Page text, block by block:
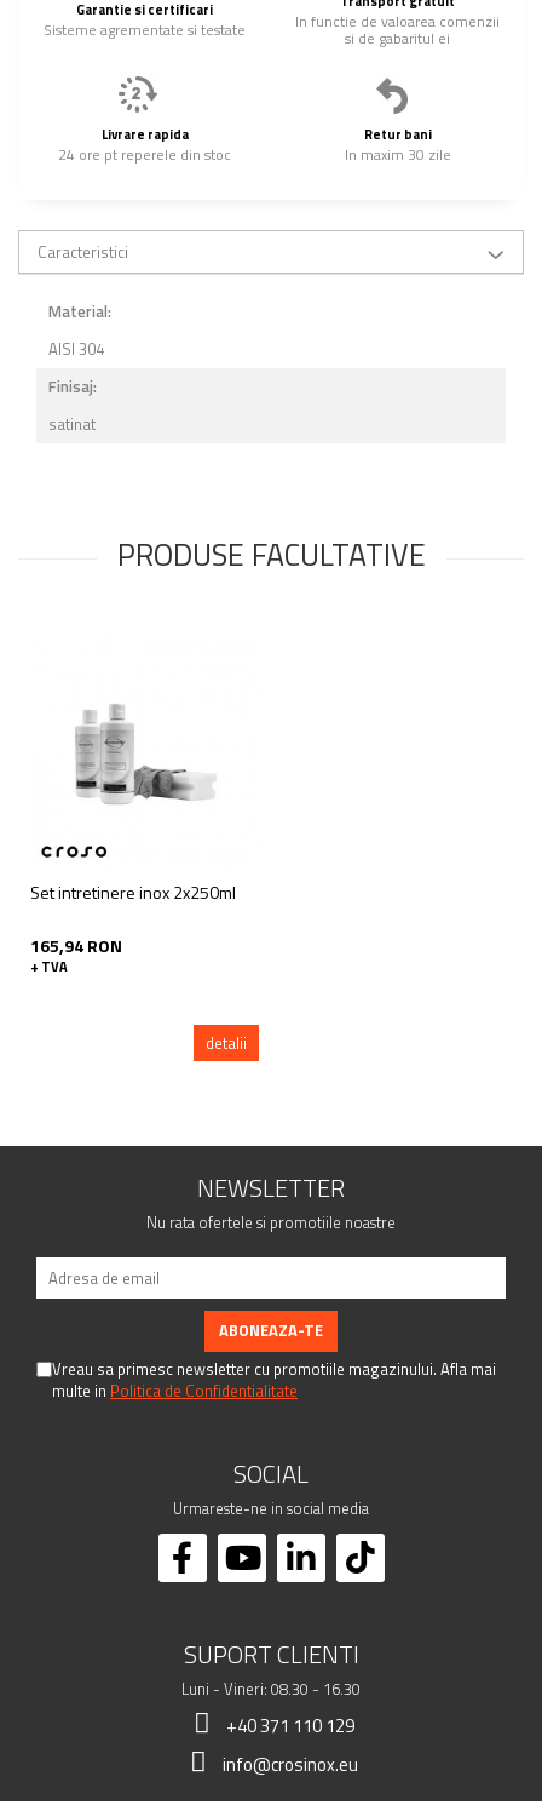
Garantie si certificari
Sisteme agrementate si testate In functie de valoarea comenzii
si de gabaritul ei
Livrare rapida
24 ore pt reperele din stoc
Retur bani
In maxim 30 zile
Caracteristici
Material:
AISI 304
Finisaj:
satinat
PRODUSE FACULTATIVE
Set intretinere inox 2x250ml
165,94 RON
+ TVA
detalii
NEWSLETTER
Nu rata ofertele si promotiile noastre
Vreau sa primesc newsletter cu promotiile magazinului. Afla mai
multe in Politica de Confidentialitate
SOCIAL
Urmareste-ne in social media
SUPORT CLIENTI
Luni - Vineri: 08.30 - 16.30
+40 371 110 129
info@crosinox.eu